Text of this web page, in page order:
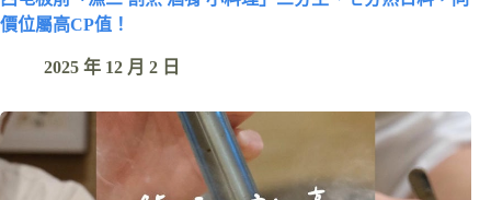
價位屬高CP值！
2025 年 12 月 2 日